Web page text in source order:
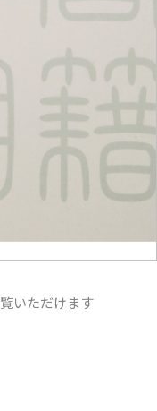
いただけます